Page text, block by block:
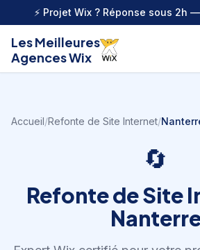
Aller au contenu
⚡ Projet Wix ? Réponse sous 2h —
Les Meilleures
Agences Wix
Accueil/Refonte de Site Internet/
🔄
Refonte de Site